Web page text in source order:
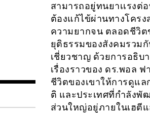
สามารถอยู่ทนยาเเรงต่
ต้องแก้ไข้ผ่านทางโครง
ความยากจน ตลอดชีวิต
ยุติธรรมของสังคมรวมกั
เชี่ยวชาญ ด้วยการอธิบ
เรื่องราวของ ดร.พอล
ชีวิตของเขาให้การดูแ
ติ และประเทศที่กำลังพั
ส่วนใหญ่อยู่ภายในเฮตี